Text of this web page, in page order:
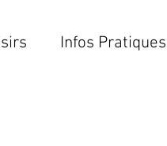
Infos Pratiques